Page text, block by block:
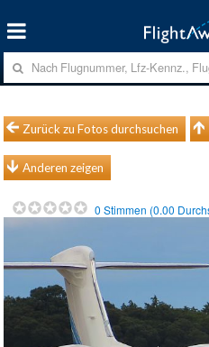
Zurück zu Fotos durchsuchen
Anderen zeigen
0 Stimmen (0.00